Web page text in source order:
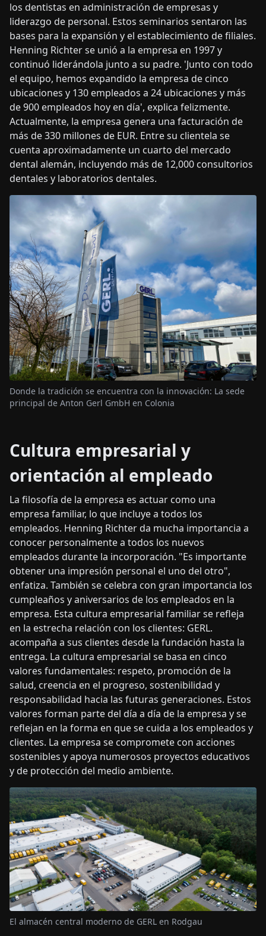
los dentistas en administración de empresas y
liderazgo de personal. Estos seminarios sentaron las
bases para la expansión y el establecimiento de filiales.
Henning Richter se unió a la empresa en 1997 y
continuó liderándola junto a su padre. 'Junto con todo
el equipo, hemos expandido la empresa de cinco
ubicaciones y 130 empleados a 24 ubicaciones y más
de 900 empleados hoy en día', explica felizmente.
Actualmente, la empresa genera una facturación de
más de 330 millones de EUR. Entre su clientela se
cuenta aproximadamente un cuarto del mercado
dental alemán, incluyendo más de 12,000 consultorios
dentales y laboratorios dentales.
Donde la tradición se encuentra con la innovación: La sede
principal de Anton Gerl GmbH en Colonia
Cultura empresarial y
orientación al empleado
La filosofía de la empresa es actuar como una
empresa familiar, lo que incluye a todos los
empleados. Henning Richter da mucha importancia a
conocer personalmente a todos los nuevos
empleados durante la incorporación. "Es importante
obtener una impresión personal el uno del otro",
enfatiza. También se celebra con gran importancia los
cumpleaños y aniversarios de los empleados en la
empresa. Esta cultura empresarial familiar se refleja
en la estrecha relación con los clientes: GERL.
acompaña a sus clientes desde la fundación hasta la
entrega. La cultura empresarial se basa en cinco
valores fundamentales: respeto, promoción de la
salud, creencia en el progreso, sostenibilidad y
responsabilidad hacia las futuras generaciones. Estos
valores forman parte del día a día de la empresa y se
reflejan en la forma en que se cuida a los empleados y
clientes. La empresa se compromete con acciones
sostenibles y apoya numerosos proyectos educativos
y de protección del medio ambiente.
El almacén central moderno de GERL en Rodgau